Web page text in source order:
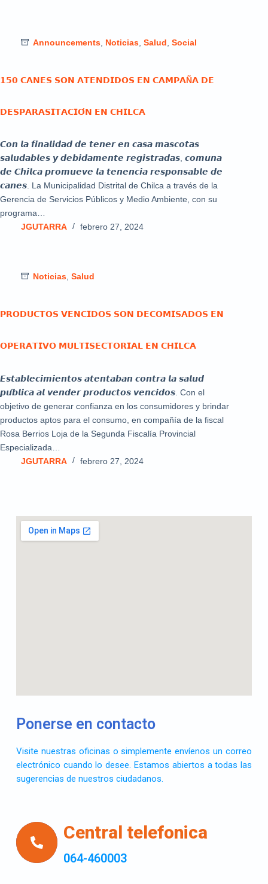
Announcements Noticias Salud Social
𝟭𝟱𝟬 𝗖𝗔𝗡𝗘𝗦 𝗦𝗢𝗡 𝗔𝗧𝗘𝗡𝗗𝗜𝗗𝗢𝗦 𝗘𝗡 𝗖𝗔𝗠𝗣𝗔Ñ𝗔 𝗗𝗘
𝗗𝗘𝗦𝗣𝗔𝗥𝗔𝗦𝗜𝗧𝗔𝗖𝗜𝗢́𝗡 𝗘𝗡 𝗖𝗛𝗜𝗟𝗖𝗔
𝘾𝙤𝙣 𝙡𝙖 𝙛𝙞𝙣𝙖𝙡𝙞𝙙𝙖𝙙 𝙙𝙚 𝙩𝙚𝙣𝙚𝙧 𝙚𝙣 𝙘𝙖𝙨𝙖 𝙢𝙖𝙨𝙘𝙤𝙩𝙖𝙨
𝙨𝙖𝙡𝙪𝙙𝙖𝙗𝙡𝙚𝙨 𝙮 𝙙𝙚𝙗𝙞𝙙𝙖𝙢𝙚𝙣𝙩𝙚 𝙧𝙚𝙜𝙞𝙨𝙩𝙧𝙖𝙙𝙖𝙨, 𝙘𝙤𝙢𝙪𝙣𝙖
𝙙𝙚 𝘾𝙝𝙞𝙡𝙘𝙖 𝙥𝙧𝙤𝙢𝙪𝙚𝙫𝙚 𝙡𝙖 𝙩𝙚𝙣𝙚𝙣𝙘𝙞𝙖 𝙧𝙚𝙨𝙥𝙤𝙣𝙨𝙖𝙗𝙡𝙚 𝙙𝙚
𝙘𝙖𝙣𝙚𝙨. La Municipalidad Distrital de Chilca a través de la
Gerencia de Servicios Públicos y Medio Ambiente, con su
programa…
JGUTARRA
febrero 27, 2024
Noticias Salud
𝗣𝗥𝗢𝗗𝗨𝗖𝗧𝗢𝗦 𝗩𝗘𝗡𝗖𝗜𝗗𝗢𝗦 𝗦𝗢𝗡 𝗗𝗘𝗖𝗢𝗠𝗜𝗦𝗔𝗗𝗢𝗦 𝗘𝗡
𝗢𝗣𝗘𝗥𝗔𝗧𝗜𝗩𝗢 𝗠𝗨𝗟𝗧𝗜𝗦𝗘𝗖𝗧𝗢𝗥𝗜𝗔𝗟 𝗘𝗡 𝗖𝗛𝗜𝗟𝗖𝗔
𝙀𝙨𝙩𝙖𝙗𝙡𝙚𝙘𝙞𝙢𝙞𝙚𝙣𝙩𝙤𝙨 𝙖𝙩𝙚𝙣𝙩𝙖𝙗𝙖𝙣 𝙘𝙤𝙣𝙩𝙧𝙖 𝙡𝙖 𝙨𝙖𝙡𝙪𝙙
𝙥𝙪́𝙗𝙡𝙞𝙘𝙖 𝙖𝙡 𝙫𝙚𝙣𝙙𝙚𝙧 𝙥𝙧𝙤𝙙𝙪𝙘𝙩𝙤𝙨 𝙫𝙚𝙣𝙘𝙞𝙙𝙤𝙨. Con el
objetivo de generar confianza en los consumidores y brindar
productos aptos para el consumo, en compañía de la fiscal
Rosa Berrios Loja de la Segunda Fiscalía Provincial
Especializada…
JGUTARRA
febrero 27, 2024
Ponerse en contacto
Visite nuestras oficinas o simplemente envíenos un correo
electrónico cuando lo desee. Estamos abiertos a todas las
sugerencias de nuestros ciudadanos.
Central telefonica
064-460003